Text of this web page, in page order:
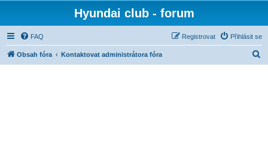
Hyundai club - forum
FAQ Přihlásit se
Registrovat
Obsah fóra Kontaktovat administrátora fóra